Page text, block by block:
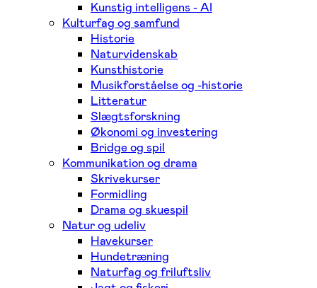
Kunstig intelligens - AI
Kulturfag og samfund
Historie
Naturvidenskab
Kunsthistorie
Musikforståelse og -historie
Litteratur
Slægtsforskning
Økonomi og investering
Bridge og spil
Kommunikation og drama
Skrivekurser
Formidling
Drama og skuespil
Natur og udeliv
Havekurser
Hundetræning
Naturfag og friluftsliv